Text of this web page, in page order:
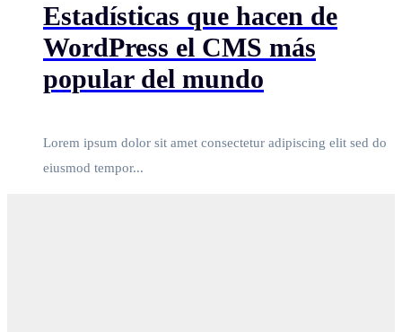
Estadísticas que hacen de
WordPress el CMS más
popular del mundo
Lorem ipsum dolor sit amet consectetur adipiscing elit sed do
eiusmod tempor...